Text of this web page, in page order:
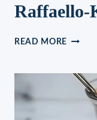
Raffaello-
READ MORE